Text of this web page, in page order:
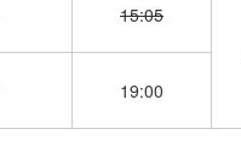
15:05
19:00